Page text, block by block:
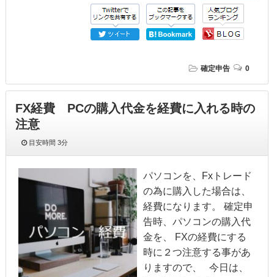
確定申告 0
FX経費 PCの購入代金を経費に入れる時の
注意
目安時間3分
パソコンを、Fxトレード
の為に購入した場合は、
経費になります。 確定申
告時、パソコンの購入代
金を、 FXの経費にする
時に２つ注意する事があ
りますので、 今日は、